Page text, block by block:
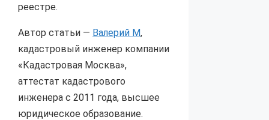
реестре.
Автор статьи — Валерий М,
кадастровый инженер компании
«Кадастровая Москва»,
аттестат кадастрового
инженера с 2011 года, высшее
юридическое образование.